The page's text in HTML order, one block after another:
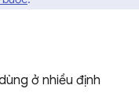
ở nhiều định